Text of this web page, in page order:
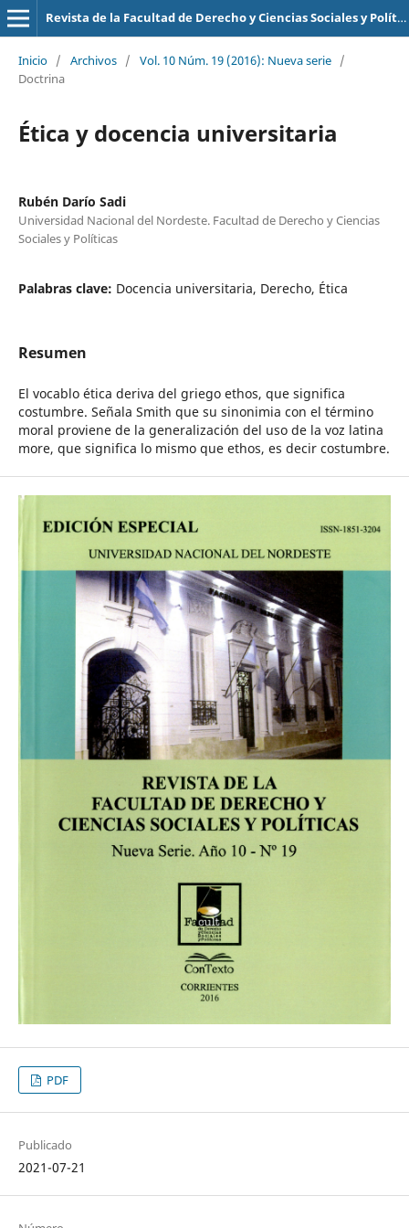
Revista de la Facultad de Derecho y Ciencias Sociales y Políticas
Inicio / Archivos / Vol. 10 Núm. 19 (2016): Nueva serie /
Doctrina
Ética y docencia universitaria
Rubén Darío Sadi
Universidad Nacional del Nordeste. Facultad de Derecho y Ciencias
Sociales y Políticas
Palabras clave: Docencia universitaria, Derecho, Ética
Resumen
El vocablo ética deriva del griego ethos, que significa
costumbre. Señala Smith que su sinonimia con el término
moral proviene de la generalización del uso de la voz latina
more, que significa lo mismo que ethos, es decir costumbre.
PDF
Publicado
2021-07-21